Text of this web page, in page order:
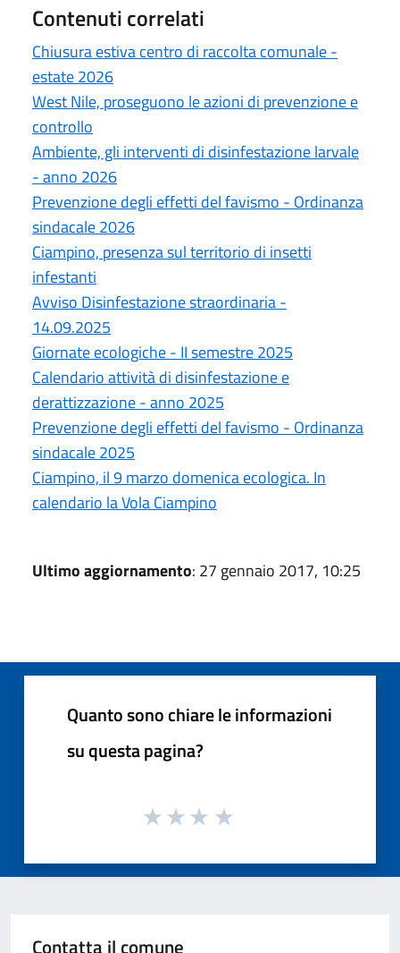
Contenuti correlati
Chiusura estiva centro di raccolta comunale -
estate 2026
West Nile, proseguono le azioni di prevenzione e
controllo
Ambiente, gli interventi di disinfestazione larvale
- anno 2026
Prevenzione degli effetti del favismo - Ordinanza
sindacale 2026
Ciampino, presenza sul territorio di insetti
infestanti
Avviso Disinfestazione straordinaria -
14.09.2025
Giornate ecologiche - II semestre 2025
Calendario attività di disinfestazione e
derattizzazione - anno 2025
Prevenzione degli effetti del favismo - Ordinanza
sindacale 2025
Ciampino, il 9 marzo domenica ecologica. In
calendario la Vola Ciampino
Ultimo aggiornamento: 27 gennaio 2017, 10:25
Quanto sono chiare le informazioni
su questa pagina?
Contatta il comune